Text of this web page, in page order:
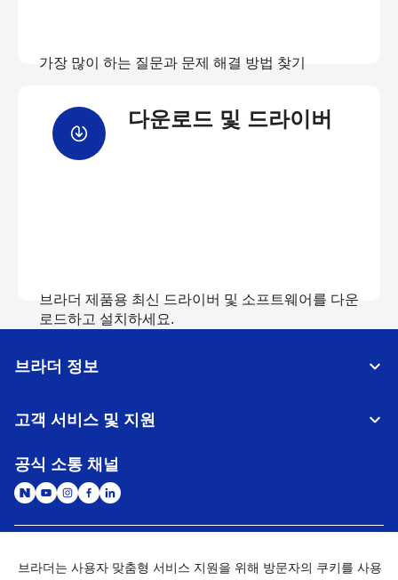
가장 많이 하는 질문과 문제 해결 방법 찾기
FAQ 보기
다운로드 및 드라이버
브라더 제품용 최신 드라이버 및 소프트웨어를 다운
로드하고 설치하세요.
브라더 정보
고객 서비스 및 지원
공식 소통 채널
대한민국 글로벌 네트워크
브라더는 사용자 맞춤형 서비스 지원을 위해 방문자의 쿠키를 사용